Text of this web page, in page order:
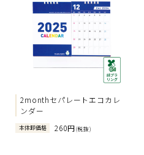
2monthセパレートエコカレ
ンダー
本体卸価格 260円(税抜)